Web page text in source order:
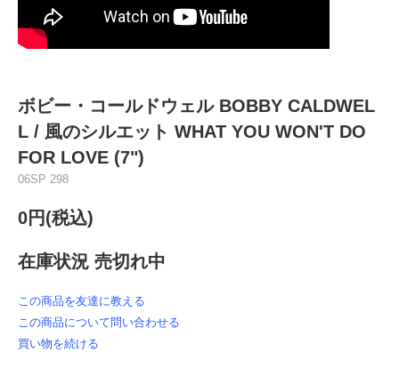
ボビー・コールドウェル BOBBY CALDWEL
L / 風のシルエット WHAT YOU WON'T DO
FOR LOVE (7")
06SP 298
0円(税込)
在庫状況 売切れ中
この商品を友達に教える
この商品について問い合わせる
買い物を続ける